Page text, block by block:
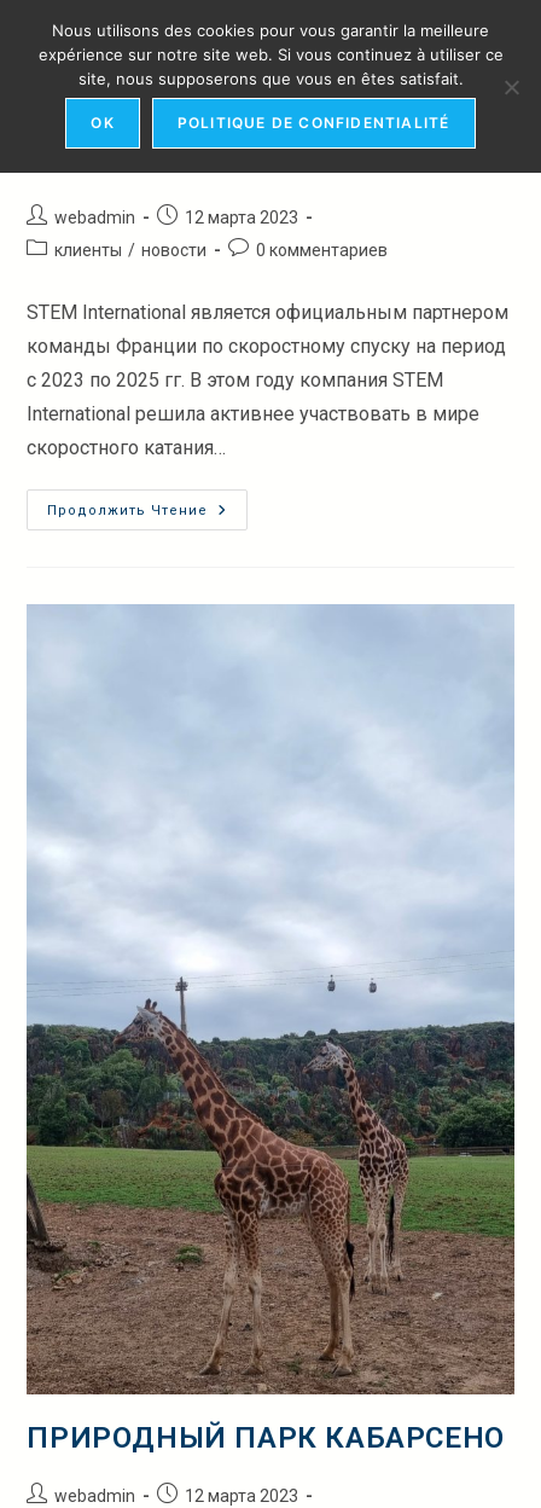
содержимому
ПАРТНЕРСТВО Со сборной
ФРАНЦИИ ПО СКОРОСТНОМУ
СПУСКУ
Автор
записи:
webadmin
Запись
опубликована:
12 марта 2023
Рубрика
клиенты / новости
Комментарии
0 комментариев
STEM International является официальным партнером
команды Франции по скоростному спуску на период
с 2023 по 2025 гг. В этом году компания STEM
International решила активнее участвовать в мире
скоростного катания…
Продолжить Чтение
ПАРТНЕРСТВО
Со
ПРИРОДНЫЙ ПАРК КАБАРСЕНО
Авторwebadmin
Запись12 марта 2023
Nous utilisons des cookies pour vous garantir la meilleure
expérience sur notre site web. Si vous continuez à utiliser ce
site, nous supposerons que vous en êtes satisfait.
OK POLITIQUE DE CONFIDENTIALITÉ